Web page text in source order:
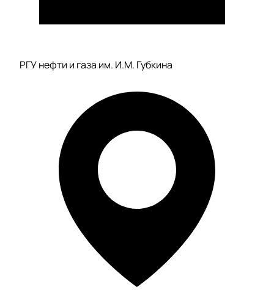
РГУ нефти и газа им. И.М. Губкина